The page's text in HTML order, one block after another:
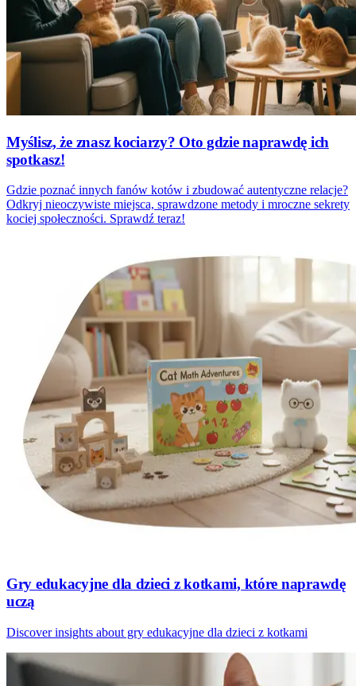
Myślisz, że znasz kociarzy? Oto gdzie naprawdę ich
spotkasz!
Gdzie poznać innych fanów kotów i zbudować autentyczne relacje?
Odkryj nieoczywiste miejsca, sprawdzone metody i mroczne sekrety
kociej społeczności. Sprawdź teraz!
Gry edukacyjne dla dzieci z kotkami, które naprawdę
uczą
Discover insights about gry edukacyjne dla dzieci z kotkami